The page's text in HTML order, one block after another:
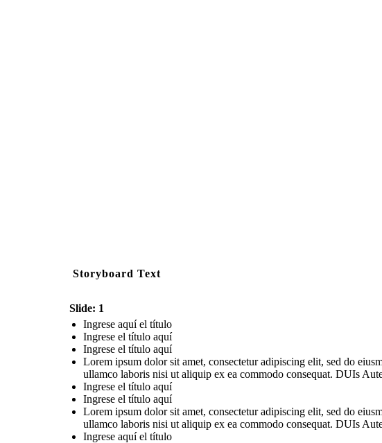
Storyboard Text
Slide: 1
Ingrese aquí el título
Ingrese el título aquí
Ingrese el título aquí
Lorem ipsum dolor sit amet, consectetur adipiscing elit, sed do
ullamco laboris nisi ut aliquip ex ea commodo consequat. DUIs
Ingrese el título aquí
Ingrese el título aquí
Lorem ipsum dolor sit amet, consectetur adipiscing elit, sed do
ullamco laboris nisi ut aliquip ex ea commodo consequat. DUIs
Ingrese aquí el título